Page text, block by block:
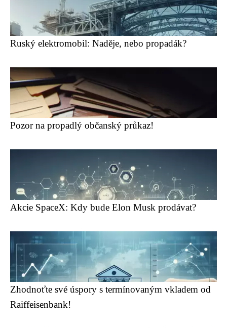
Ruský elektromobil: Naděje, nebo propadák?
Pozor na propadlý občanský průkaz!
Akcie SpaceX: Kdy bude Elon Musk prodávat?
Zhodnoťte své úspory s termínovaným vkladem od
Raiffeisenbank!